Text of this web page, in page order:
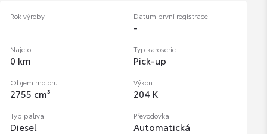
Rok výroby Datum první registrace
-
Najeto
0 km
Typ karoserie
Pick-up
Objem motoru
2755 cm³
Výkon
204 K
Typ paliva
Diesel
Převodovka
Automatická